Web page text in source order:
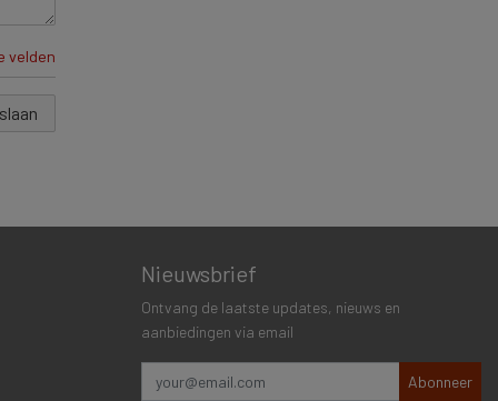
velden
Nieuwsbrief
Ontvang de laatste updates, nieuws en
aanbiedingen via email
Abonneer